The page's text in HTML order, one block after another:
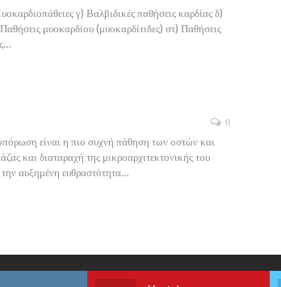
γ) Βαλβιδικές παθήσεις καρδίας δ)
μυοκαρδίου (μυοκαρδίτιδες) στ) Παθήσεις
0
είναι η πιο συχνή πάθηση των οστών και
και διαταραχή της μικροαρχιτεκτονικής του
αυξημένη ευθραστότητα…